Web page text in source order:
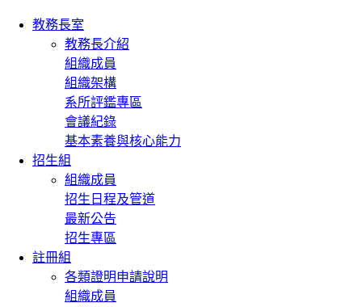
教務長室
教務長介紹
組織成員
組織架構
系所評鑑專區
會議紀錄
基本素養與核心能力
招生組
組織成員
招生日程及管道
最新公告
招生專區
註冊組
各類證明申請說明
組織成員